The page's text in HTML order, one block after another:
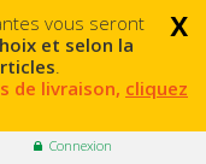
x
vous seront
et selon la
.
de livraison, cliquez
Connexion